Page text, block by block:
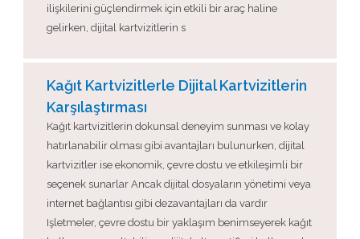
ilişkilerini güçlendirmek için etkili bir araç haline
gelirken, dijital kartvizitlerin s
Kağıt Kartvizitlerle Dijital Kartvizitlerin
Karşılaştırması
Kağıt kartvizitlerin dokunsal deneyim sunması ve kolay
hatırlanabilir olması gibi avantajları bulunurken, dijital
kartvizitler ise ekonomik, çevre dostu ve etkileşimli bir
seçenek sunarlar Ancak dijital dosyaların yönetimi veya
internet bağlantısı gibi dezavantajları da vardır
Işletmeler, çevre dostu bir yaklaşım benimseyerek kağıt